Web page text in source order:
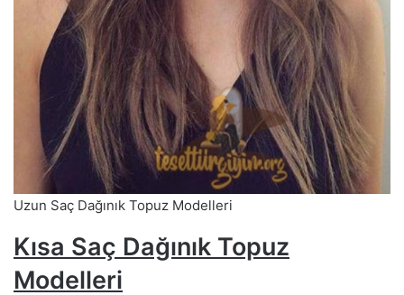
Uzun Saç Dağınık Topuz Modelleri
Kısa Saç Dağınık Topuz
Modelleri